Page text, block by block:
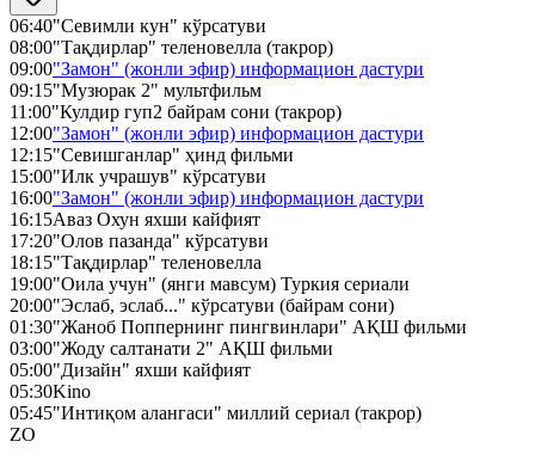
06:40"Севимли кун" кўрсатуви
08:00"Тақдирлар" теленовелла (такрор)
09:00"Замон" (жонли эфир) информацион дастури
09:15"Музюрак 2" мультфильм
11:00"Кулдир гуп2 байрам сони (такрор)
12:00"Замон" (жонли эфир) информацион дастури
12:15"Севишганлар" ҳинд фильми
15:00"Илк учрашув" кўрсатуви
16:00"Замон" (жонли эфир) информацион дастури
16:15Аваз Охун яхши кайфият
17:20"Олов пазанда" кўрсатуви
18:15"Тақдирлар" теленовелла
19:00"Оила учун" (янги мавсум) Туркия сериали
20:00"Эслаб, эслаб..." кўрсатуви (байрам сони)
01:30"Жаноб Поппернинг пингвинлари" АҚШ фильми
03:00"Жоду салтанати 2" АҚШ фильми
05:00"Дизайн" яхши кайфият
05:30Kino
05:45"Интиқом алангаси" миллий сериал (такрор)
ZO